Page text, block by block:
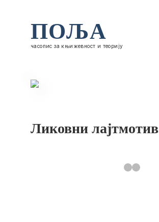
ПОЉА
часопис за књижевност и теорију
Ликовни лајтмотив